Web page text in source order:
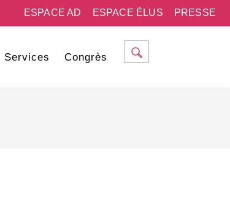
PRESSE
ESPACE ÉLUS
ESPACE AD
Services Congrès